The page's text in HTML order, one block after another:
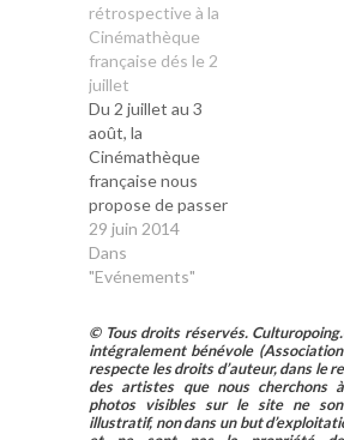
rétrospective à la
Cinémathèque
française dés le 2
juillet
Du 2 juillet au 3
août, la
Cinémathèque
française nous
propose de passer
la première partie
de l'été sous le
signe du cinéaste
Fukasaku, grand
spécialiste du film
de gangsters,
vraiment mis sous
le feu des
29 juin 2014
Dans
"Evénements"
© Tous droits réservés.
intégralement bénévole
respecte les droits d’auteur, dans le
des artistes que nous cherchons
photos visibles sur le site ne
illustratif, non dans un but